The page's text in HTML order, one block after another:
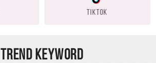
TIKTOK
TREND KEYWORD